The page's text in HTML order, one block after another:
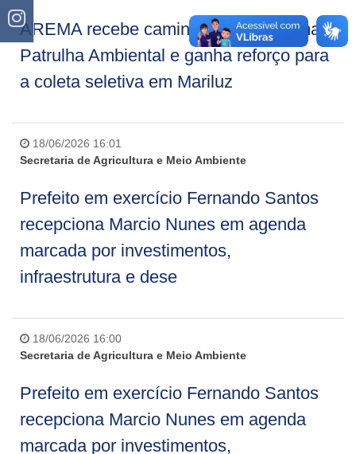
AREMA recebe caminhão do programa
Patrulha Ambiental e ganha reforço para
a coleta seletiva em Mariluz
18/06/2026 16:01
Secretaria de Agricultura e Meio Ambiente
Prefeito em exercício Fernando Santos
recepciona Marcio Nunes em agenda
marcada por investimentos,
infraestrutura e dese
18/06/2026 16:00
Secretaria de Agricultura e Meio Ambiente
Prefeito em exercício Fernando Santos
recepciona Marcio Nunes em agenda
marcada por investimentos,